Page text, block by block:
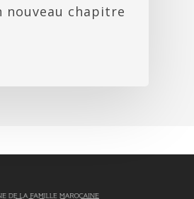
nouveau chapitre